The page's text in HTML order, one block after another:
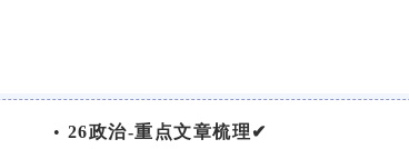
• 26政治-重点文章梳理✔